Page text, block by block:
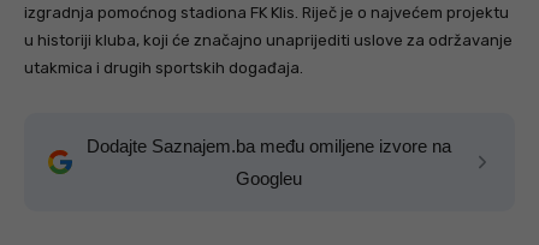
izgradnja pomoćnog stadiona FK Klis. Riječ je o najvećem projektu
u historiji kluba, koji će značajno unaprijediti uslove za održavanje
utakmica i drugih sportskih događaja.
Dodajte Saznajem.ba među omiljene izvore na
Googleu